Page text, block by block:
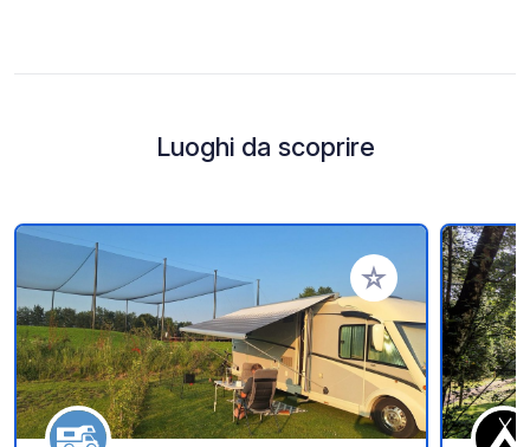
Luoghi da scoprire
Aggiungi ai tuoi